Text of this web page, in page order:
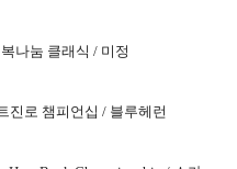
나눔 클래식 / 미정
진로 챔피언십 / 블루헤런